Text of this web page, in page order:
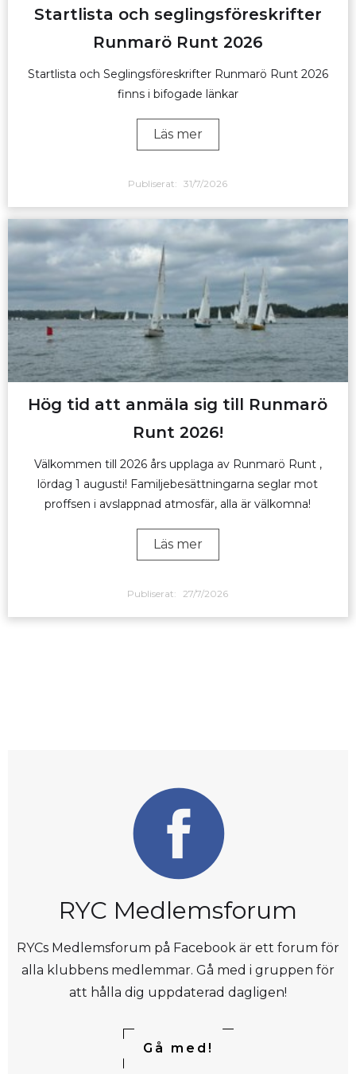
Startlista och seglingsföreskrifter
Runmarö Runt 2026
Startlista och Seglingsföreskrifter Runmarö Runt 2026
finns i bifogade länkar
Läs mer
Publiserat: 31/7/2026
Hög tid att anmäla sig till Runmarö
Runt 2026!
Välkommen till 2026 års upplaga av Runmarö Runt ,
lördag 1 augusti! Familjebesättningarna seglar mot
proffsen i avslappnad atmosfär, alla är välkomna!
Läs mer
Publiserat: 27/7/2026
RYC Medlemsforum
RYCs Medlemsforum på Facebook är ett forum för
alla klubbens medlemmar. Gå med i gruppen för
att hålla dig uppdaterad dagligen!
Gå med!